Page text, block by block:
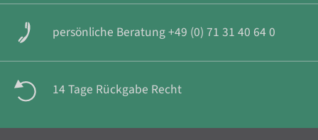
persönliche Beratung +49 (0) 71 31 40 64 0
14 Tage Rückgabe Recht